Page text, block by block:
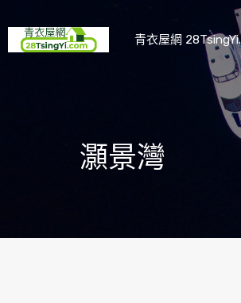
青衣屋網
灝景灣